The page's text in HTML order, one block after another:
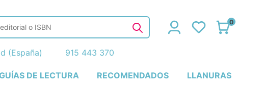
GUÍAS DE LECTURA RECOMENDADOS LLANURAS
0
(España) 915 443 370